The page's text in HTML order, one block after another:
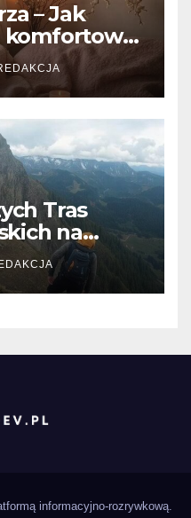
– Jak
komfortowy
Tras
na
informacyjno-rozrywkową.